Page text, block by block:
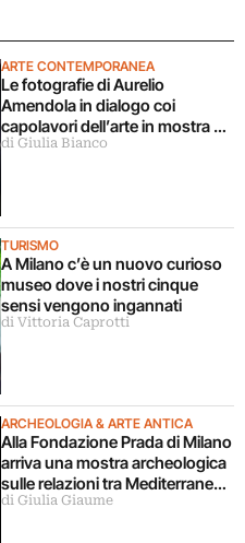
ARTE CONTEMPORANEA
Le fotografie di Aurelio
Amendola in dialogo coi
capolavori dell’arte in mostra a
Milano
di Giulia Bianco
TURISMO
A Milano c’è un nuovo curioso
museo dove i nostri cinque
sensi vengono ingannati
di Vittoria Caprotti
ARCHEOLOGIA & ARTE ANTICA
Alla Fondazione Prada di Milano
arriva una mostra archeologica
sulle relazioni tra Mediterraneo
e Asia
di Giulia Giaume